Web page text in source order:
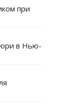
при
в Нью-